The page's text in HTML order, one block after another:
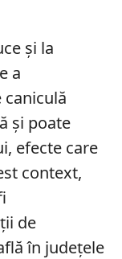
și la
a
și poate
efecte care
context,
de
în județele